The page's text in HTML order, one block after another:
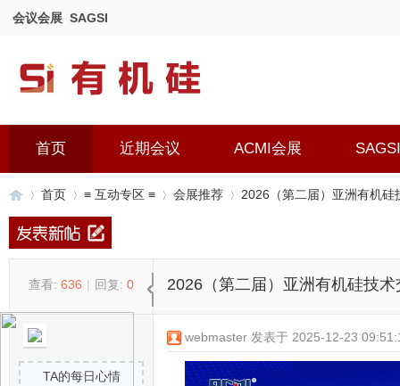
会议会展 SAGSI
首页 近期会议 ACMI会展 SAGSI
首页 ≡ 互动专区 ≡ 会展推荐 2026（第二届）亚洲有机硅
查看: 636 | 回复: 0 2026（第二届）亚洲有机硅技术
TA的每日心情
webmaster 发表于 2025-12-23